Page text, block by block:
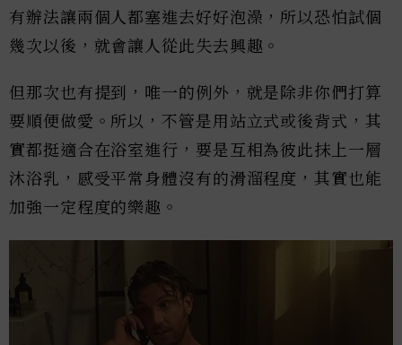
有辦法讓兩個人都塞進去好好泡澡，所以恐怕試個
幾次以後，就會讓人從此失去興趣。
但那次也有提到，唯一的例外，就是除非你們打算
要順便做愛。所以，不管是用站立式或後背式，其
實都挺適合在浴室進行，要是互相為彼此抹上一層
沐浴乳，感受平常身體沒有的滑溜程度，其實也能
加強一定程度的樂趣。